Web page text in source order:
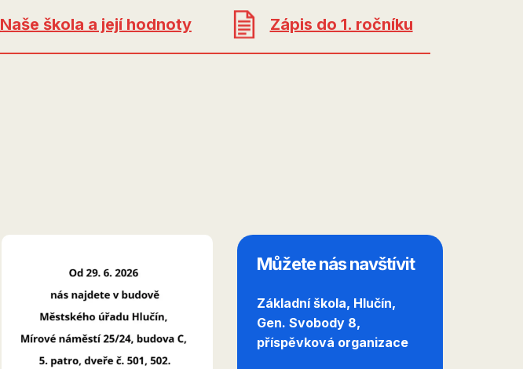
Naše škola a její hodnoty Zápis do 1. ročníku
Můžete nás navštívit
Základní škola, Hlučín,
Gen. Svobody 8,
příspěvková organizace